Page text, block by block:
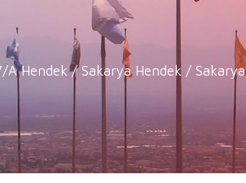
A Hendek / Sakarya Hendek / Sakarya